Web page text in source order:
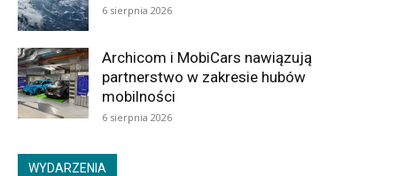
6 sierpnia 2026
Archicom i MobiCars nawiązują
partnerstwo w zakresie hubów
mobilności
6 sierpnia 2026
WYDARZENIA